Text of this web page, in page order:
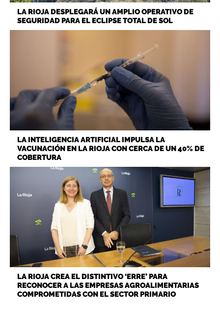
LA RIOJA DESPLEGARÁ UN AMPLIO OPERATIVO DE
SEGURIDAD PARA EL ECLIPSE TOTAL DE SOL
LA INTELIGENCIA ARTIFICIAL IMPULSA LA
VACUNACIÓN EN LA RIOJA CON CERCA DE UN 40% DE
COBERTURA
LA RIOJA CREA EL DISTINTIVO ‘ERRE’ PARA
RECONOCER A LAS EMPRESAS AGROALIMENTARIAS
COMPROMETIDAS CON EL SECTOR PRIMARIO